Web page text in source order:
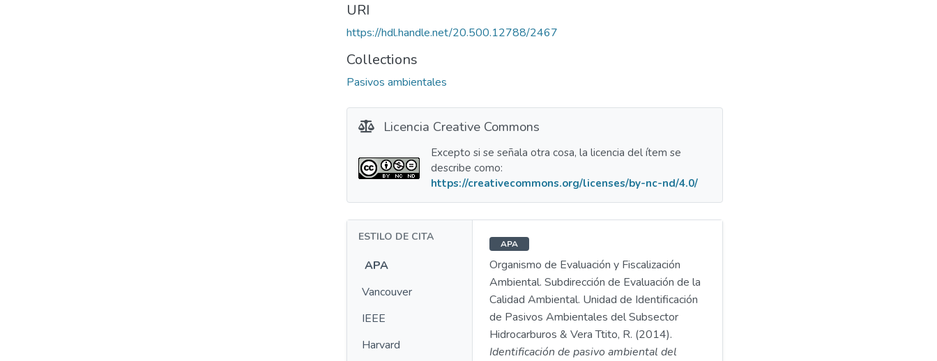
URI
https://hdl.handle.net/20.500.12788/2467
Collections
Pasivos ambientales
Licencia Creative Commons
Excepto si se señala otra cosa, la licencia del ítem se
describe como:
https://creativecommons.org/licenses/by-nc-nd/4.0/
ESTILO DE CITA
APA
Vancouver
IEEE
Harvard
APA
Organismo de Evaluación y Fiscalización
Ambiental. Subdirección de Evaluación de la
Calidad Ambiental. Unidad de Identificación
de Pasivos Ambientales del Subsector
Hidrocarburos & Vera Ttito, R. (2014).
Identificación de pasivo ambiental del